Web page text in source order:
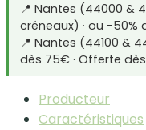
📍 Nantes (44000 &
créneaux) · ou -
📍 Nantes (44100 &
dès 75€ · Offerte
Producteur
Caractéristiques